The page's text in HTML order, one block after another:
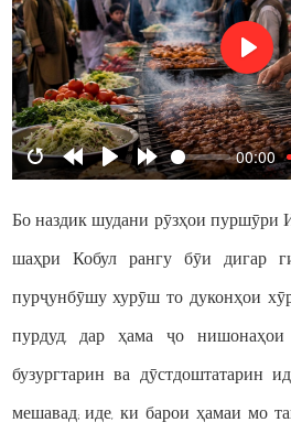
RestartRewindPlay Forward
00:00
Play
Бо наздик шудани рӯзҳои
шаҳри Кобул рангу бӯи дигар
пурҷунбӯшу хурӯш то дуконҳои
пурдуд, дар ҳама ҷо
бузургтарин ва дӯстдоштатарин
мешавад; иде, ки барои ҳамаи мо